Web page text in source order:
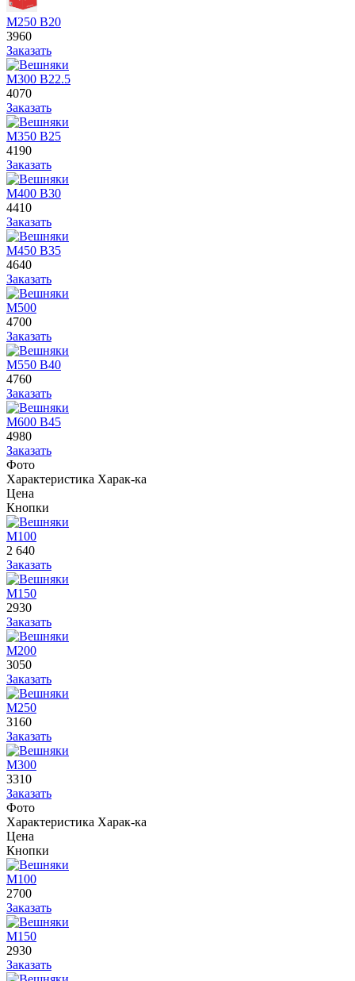
М250 В20
3960
Заказать
М300 В22.5
4070
Заказать
М350 В25
4190
Заказать
М400 В30
4410
Заказать
М450 В35
4640
Заказать
М500
4700
Заказать
М550 В40
4760
Заказать
М600 В45
4980
Заказать
Фото
Характеристика Харак-ка
Цена
Кнопки
М100
2 640
Заказать
М150
2930
Заказать
М200
3050
Заказать
М250
3160
Заказать
М300
3310
Заказать
Фото
Характеристика Харак-ка
Цена
Кнопки
М100
2700
Заказать
М150
2930
Заказать